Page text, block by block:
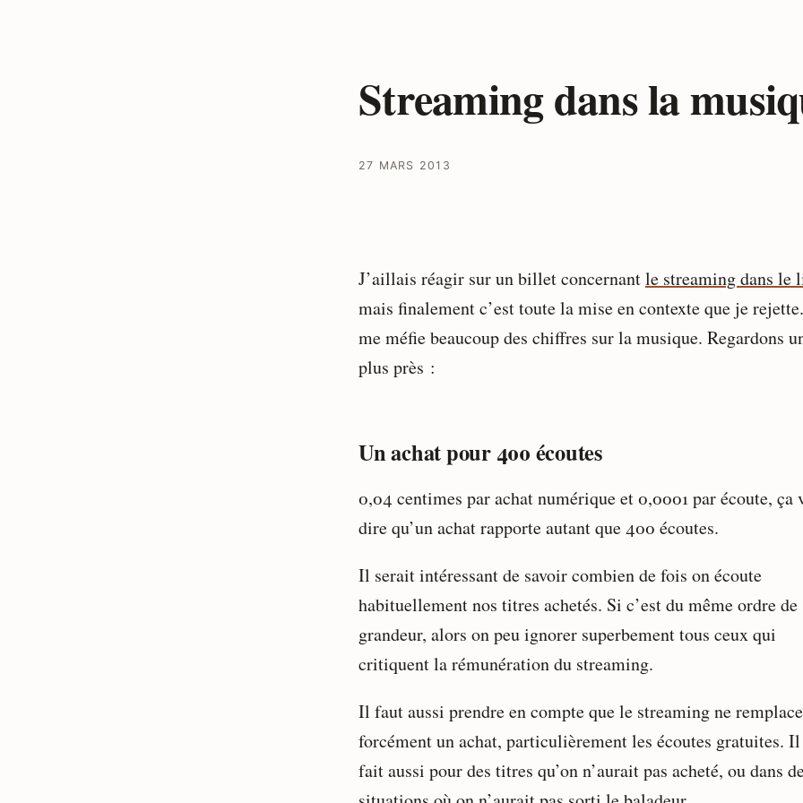
Streaming dans la
27 MARS 2013
J’aillais réagir sur un billet concernantle streaming dans le
mais finalement c’est toute la mise en contexte que je
me méfie beaucoup des chiffres sur la musique. Regardons
plus près :
Un achat pour 400 écoutes
0,04 centimes par achat numérique et 0,0001 par écoute, ça
dire qu’un achat rapporte autant que 400 écoutes.
Il serait intéressant de savoir combien de fois on écoute
habituellement nos titres achetés. Si c’est du même ordre de
grandeur, alors on peu ignorer superbement tous ceux qui
critiquent la rémunération du streaming.
Il faut aussi prendre en compte que le streaming ne
forcément un achat, particulièrement les écoutes gratuites. Il
fait aussi pour des titres qu’on n’aurait pas acheté, ou dans